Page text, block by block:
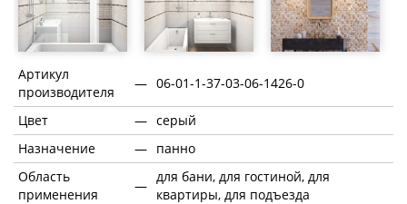
Артикул
производителя
— 06-01-1-37-03-06-1426-0
Цвет — серый
Назначение
— панно
Область
применения
—
для бани, для гостиной, для
квартиры, для подъезда